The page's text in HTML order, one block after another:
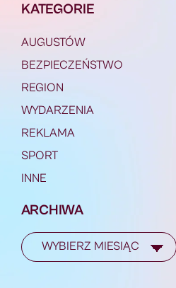
KATEGORIE
AUGUSTÓW
BEZPIECZEŃSTWO
REGION
WYDARZENIA
REKLAMA
SPORT
INNE
ARCHIWA